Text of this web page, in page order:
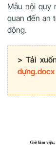
Mẫu nội quy
quan đến an
động.
> Tải
dựng.docx